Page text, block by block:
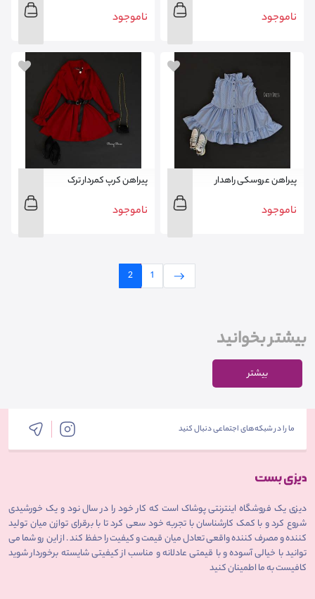
ناموجود ناموجود
پیراهن عروسکی راهدار
ناموجود
پیراهن کرپ کمردار ترک
ناموجود
1
2
بیشتر بخوانید
بیشتر
ما را در شبکه‌های اجتماعی دنبال کنید
دیزی یک فروشگاه اینترنتی پوشاک است که کار خود را در سال نود و یک خورشیدی
شروع کرد و با کمک کارشناسان با تجربه خود سعی کرد تا با برقرای توازن میان تولید
کننده و مصرف کننده واقعی تعادل میان قیمت و کیفیت را حفظ کند . از این رو شما می
توانید با خیالی آسوده و با قیمتی عادلانه و مناسب از کیفیتی شایسته برخوردار شوید
کافیست به ما اطمینان کنید